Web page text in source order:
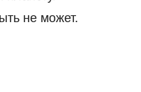
не может.